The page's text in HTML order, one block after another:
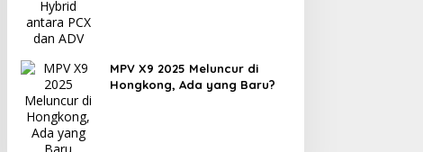
MPV X9 2025 Meluncur di
Hongkong, Ada yang Baru?